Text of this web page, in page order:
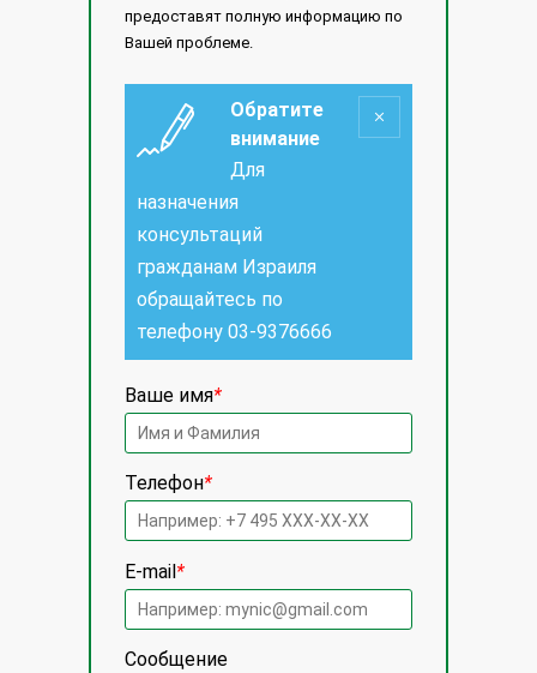
предоставят полную информацию по
Вашей проблеме.
Обратите
внимание
Для
назначения
консультаций
гражданам Израиля
обращайтесь по
телефону 03-9376666
Ваше имя*
Телефон*
E-mail*
Сообщение